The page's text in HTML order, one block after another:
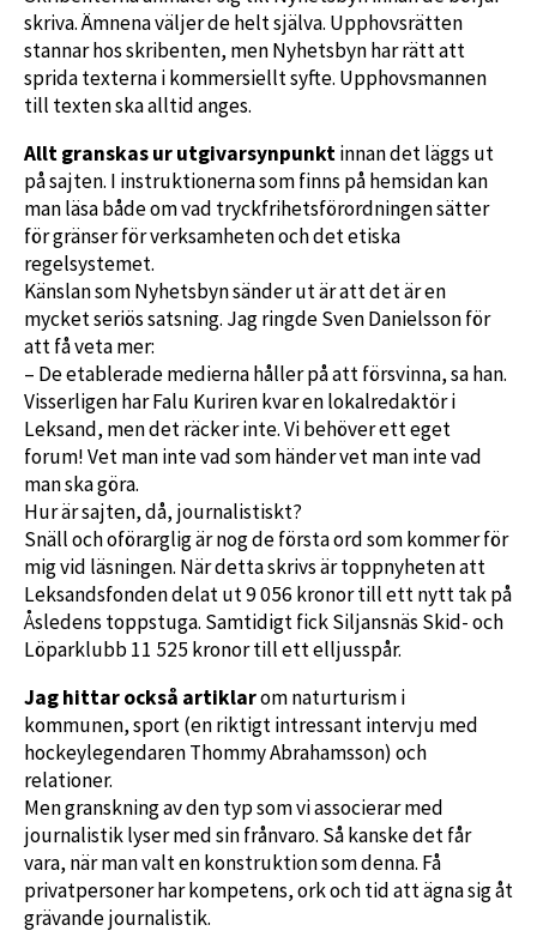
skriva. Ämnena väljer de helt själva. Upphovsrätten
stannar hos skribenten, men Nyhetsbyn har rätt att
sprida texterna i kommersiellt syfte. Upphovsmannen
till texten ska alltid anges.
Allt granskas ur utgivarsynpunktinnan det läggs ut
på sajten. I instruktionerna som finns på hemsidan kan
man läsa både om vad tryckfrihetsförordningen sätter
för gränser för verksamheten och det etiska
regelsystemet.
Känslan som Nyhetsbyn sänder ut är att det är en
mycket seriös satsning. Jag ringde Sven Danielsson för
att få veta mer:
– De etablerade medierna håller på att försvinna, sa han.
Visserligen har Falu Kuriren kvar en lokalredaktör i
Leksand, men det räcker inte. Vi behöver ett eget
forum! Vet man inte vad som händer vet man inte vad
man ska göra.
Hur är sajten, då, journalistiskt?
Snäll och oförarglig är nog de första ord som kommer för
mig vid läsningen. När detta skrivs är toppnyheten att
Leksandsfonden delat ut 9 056 kronor till ett nytt tak på
Åsledens toppstuga. Samtidigt fick Siljansnäs Skid- och
Löparklubb 11 525 kronor till ett elljusspår.
Jag hittar också artiklarom naturturism i
kommunen, sport (en riktigt intressant intervju med
hockeylegendaren Thommy Abrahamsson) och
relationer.
Men granskning av den typ som vi associerar med
journalistik lyser med sin frånvaro. Så kanske det får
vara, när man valt en konstruktion som denna. Få
privatpersoner har kompetens, ork och tid att ägna sig åt
grävande journalistik.